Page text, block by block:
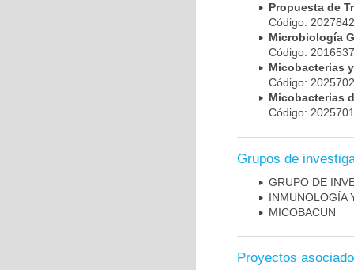
Propuesta de
Código:
Microbiología
Código:
Micobacterias
Código:
Micobacterias
Código:
Grupos de
GRUPO DE
INMUNOLOGÍA
MICOBAC­UN
Proyectos